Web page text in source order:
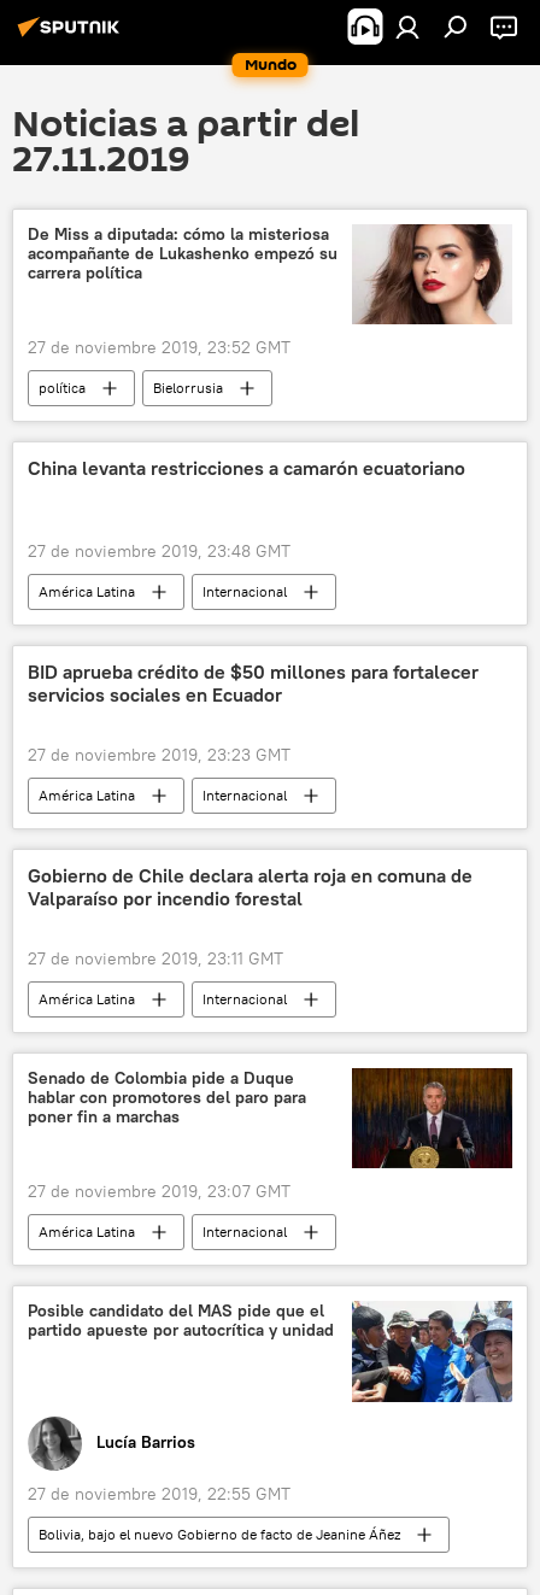
Mundo
Noticias a partir del
27.11.2019
De Miss a diputada: cómo la misteriosa
acompañante de Lukashenko empezó su
carrera política
27 de noviembre 2019, 23:52 GMT
política
Bielorrusia
Alexandr Lukashenko
The Times
elecciones
noticias
China levanta restricciones a camarón ecuatoriano
27 de noviembre 2019, 23:48 GMT
América Latina
Internacional
camarones
China
Ecuador
🌏 Asia
noticias
BID aprueba crédito de $50 millones para fortalecer
servicios sociales en Ecuador
27 de noviembre 2019, 23:23 GMT
América Latina
Internacional
Banco Interamericano de Desarrollo (BID)
Ecuador
crédito noticias
Gobierno de Chile declara alerta roja en comuna de
Valparaíso por incendio forestal
27 de noviembre 2019, 23:11 GMT
América Latina
Internacional
incendios forestales
Chile noticias
Senado de Colombia pide a Duque
hablar con promotores del paro para
poner fin a marchas
27 de noviembre 2019, 23:07 GMT
América Latina
Internacional
Iván Duque
Colombia
protestas
noticias
Posible candidato del MAS pide que el
partido apueste por autocrítica y unidad
Lucía Barrios
27 de noviembre 2019, 22:55 GMT
Bolivia, bajo el nuevo Gobierno de facto de Jeanine Áñez
América Latina
Internacional